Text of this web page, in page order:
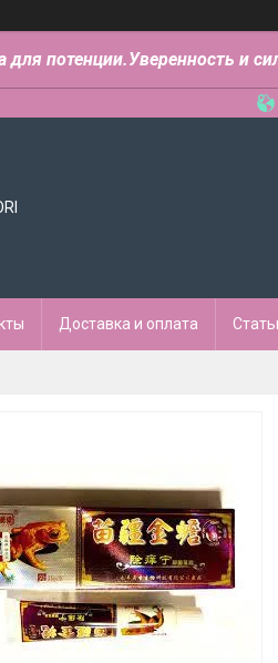
для потенции.Уверенность и
Доставка и оплата